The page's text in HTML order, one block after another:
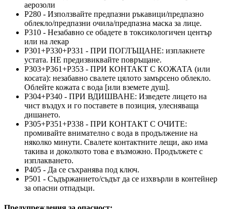
аерозоли
P280 - Използвайте предпазни ръкавици/предпазно
облекло/предпазни очила/предпазна маска за лице.
P310 - Незабавно се обадете в токсикологичен център
или на лекар
P301+P330+P331 - ПРИ ПОГЛЪЩАНЕ: изплакнете
устата. НЕ предизвиквайте повръщане.
P303+P361+P353 - ПРИ КОНТАКТ С КОЖАТА (или
косата): незабавно свалете цялото замърсено облекло.
Облейте кожата с вода [или вземете душ].
P304+P340 - ПРИ ВДИШВАНЕ: Изведете лицето на
чист въздух и го поставете в позиция, улесняваща
дишането.
P305+P351+P338 - ПРИ КОНТАКТ С ОЧИТЕ:
промивайте внимателно с вода в продължение на
няколко минути. Свалете контактните лещи, ако има
такива и доколкото това е възможно. Продължете с
изплакването.
P405 - Да се съхранява под ключ.
P501 - Съдържанието/съдът да се изхвърли в контейнер
за опасни отпадъци.